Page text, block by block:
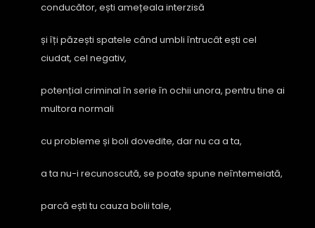
conducător, ești amețeala interzisă
și îți păzești spatele când umbli întrucât ești cel
ciudat, cel negativ,
potențial criminal în serie în ochii unora, pentru tine ai
multora normali
cu probleme și boli dovedite, dar nu ca a ta,
a ta nu-i recunoscută, se poate spune neîntemeiată,
parcă ești tu cauza bolii tale,